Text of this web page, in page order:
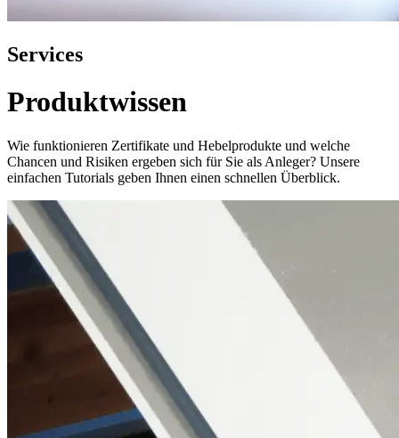
Services
Produktwissen
Wie funktionieren Zertifikate und Hebelprodukte und welche
Chancen und Risiken ergeben sich für Sie als Anleger? Unsere
einfachen Tutorials geben Ihnen einen schnellen Überblick.